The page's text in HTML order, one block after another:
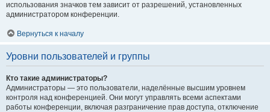
использования значков тем зависит от разрешений, установленных
администратором конференции.
Вернуться к началу
Уровни пользователей и группы
Кто такие администраторы?
Администраторы — это пользователи, наделённые высшим уровнем
контроля над конференцией. Они могут управлять всеми аспектами
работы конференции, включая разграничение прав доступа, отключение